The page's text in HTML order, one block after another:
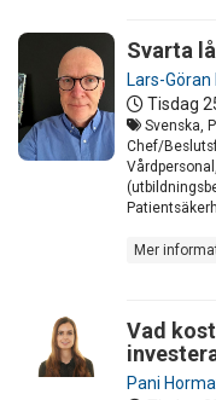
Svarta
Lars-Göran
Tisdag
Svenska,
Chef/
Mer
Vad
Pani